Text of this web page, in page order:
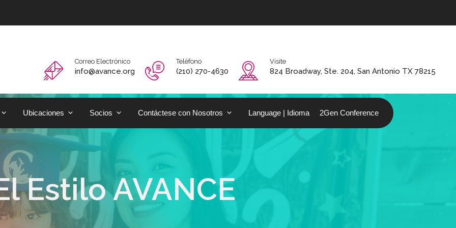
Correo Electrónico
info@avance.org
Teléfono
(210) 270-4630
Visite
824 Broadway, Ste. 204, San Antonio TX 78215
Ubicaciones Socios Contáctese con Nosotros Language | Idioma 2Gen Conference
Estilo AVANCE